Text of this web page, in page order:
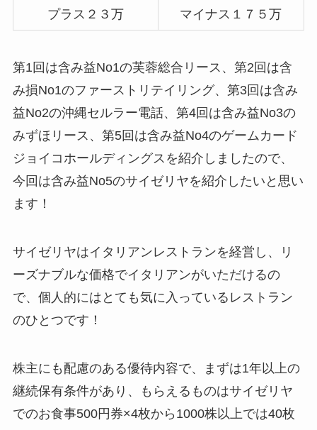
プラス２３万 マイナス１７５万
第1回は含み益No1の芙蓉総合リース、第2回は含
み損No1のファーストリテイリング、第3回は含み
益No2の沖縄セルラー電話、第4回は含み益No3の
みずほリース、第5回は含み益No4のゲームカード
ジョイコホールディングスを紹介しましたので、
今回は含み益No5のサイゼリヤを紹介したいと思い
ます！
サイゼリヤはイタリアンレストランを経営し、リ
ーズナブルな価格でイタリアンがいただけるの
で、個人的にはとても気に入っているレストラン
のひとつです！
株主にも配慮のある優待内容で、まずは1年以上の
継続保有条件があり、もらえるものはサイゼリヤ
でのお食事500円券×4枚から1000株以上では40枚